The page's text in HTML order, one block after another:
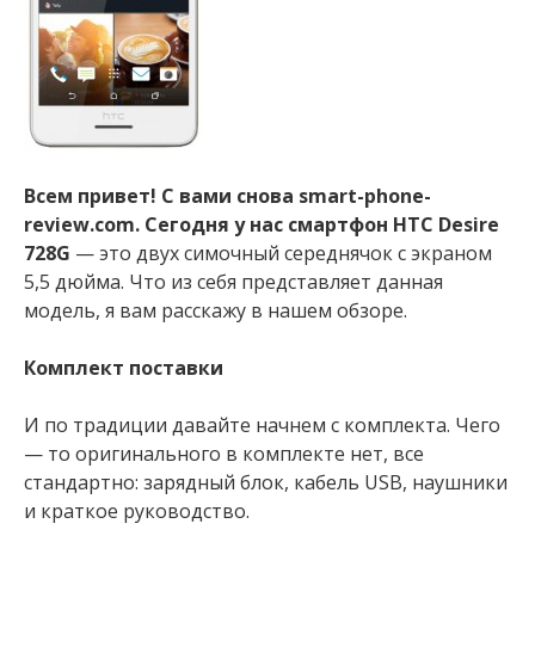
Всем привет! С вами снова smart-phone-
review.com. Сегодня у нас смартфон HTC Desire
728G — это двух симочный середнячок с экраном
5,5 дюйма. Что из себя представляет данная
модель, я вам расскажу в нашем обзоре.
Комплект поставки
И по традиции давайте начнем с комплекта. Чего
— то оригинального в комплекте нет, все
стандартно: зарядный блок, кабель USB, наушники
и краткое руководство.